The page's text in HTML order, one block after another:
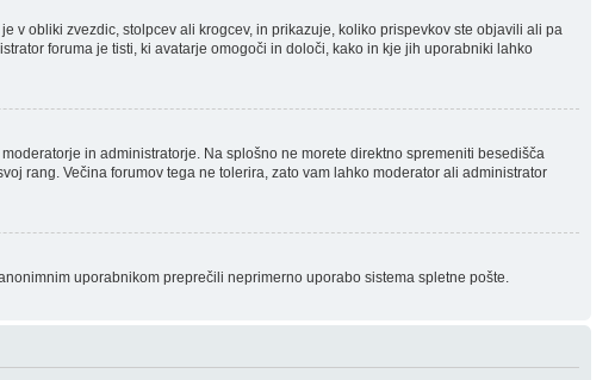
v obliki zvezdic, stolpcev ali krogcev, in prikazuje, koliko prispevkov ste objavili ali pa
foruma je tisti, ki avatarje omogoči in določi, kako in kje jih uporabniki lahko
in administratorje. Na splošno ne morete direktno spremeniti besedišča
rang. Večina forumov tega ne tolerira, zato vam lahko moderator ali administrator
uporabnikom preprečili neprimerno uporabo sistema spletne pošte.